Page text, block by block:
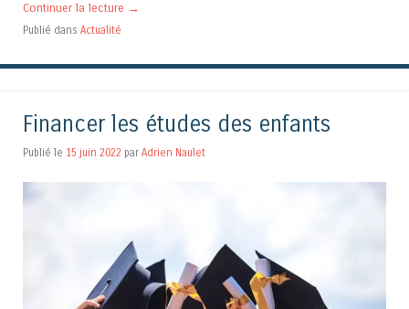
Continuer la lecture →
Publié dans Actualité
Financer les études des enfants
Publié le 15 juin 2022 par Adrien Naulet